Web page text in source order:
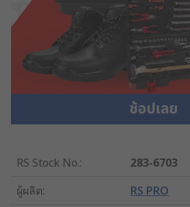
RS Stock No.:
283-6703
ผู้ผลิต: RS PRO